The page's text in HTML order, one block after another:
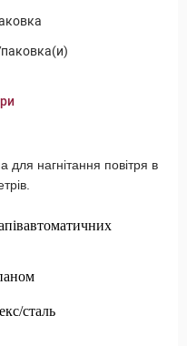
для нагнітання повітря в
сталь